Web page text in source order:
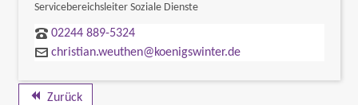
Servicebereichsleiter Soziale Dienste
02244 889-5324
christian.weuthen@koenigswinter.de
Zurück